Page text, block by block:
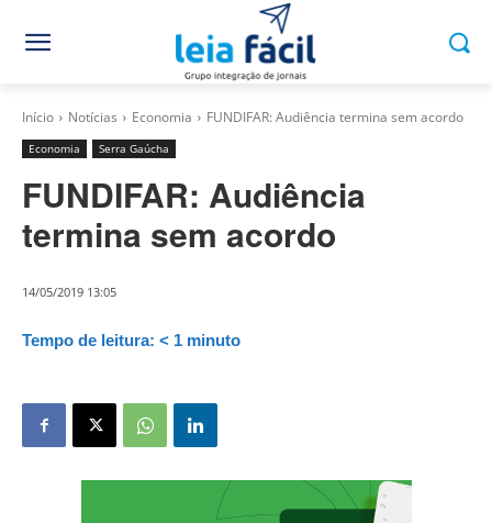
Início Notícias Economia FUNDIFAR: Audiência termina sem acordo
Economia Serra Gaúcha
FUNDIFAR: Audiência
termina sem acordo
14/05/2019 13:05
Tempo de leitura: < 1 minuto